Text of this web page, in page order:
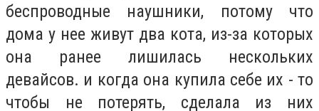
беспроводные наушники, потому что
дома у нее живут два кота, из-за которых
она ранее лишилась нескольких
девайсов. и когда она купила себе их - то
чтобы не потерять, сделала из них